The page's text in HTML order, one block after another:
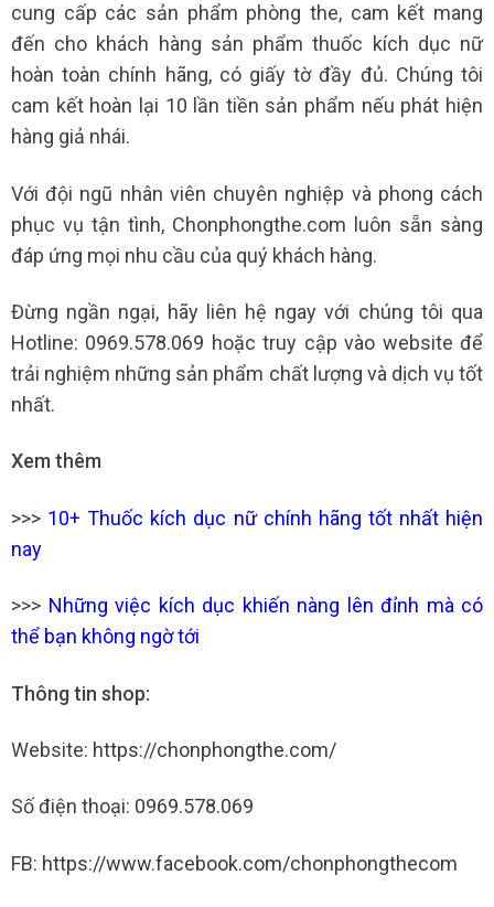
cung cấp các sản phẩm phòng the, cam kết mang
đến cho khách hàng sản phẩm thuốc kích dục nữ
hoàn toàn chính hãng, có giấy tờ đầy đủ. Chúng tôi
cam kết hoàn lại 10 lần tiền sản phẩm nếu phát hiện
hàng giả nhái.
Với đội ngũ nhân viên chuyên nghiệp và phong cách
phục vụ tận tình, Chonphongthe.com luôn sẵn sàng
đáp ứng mọi nhu cầu của quý khách hàng.
Đừng ngần ngại, hãy liên hệ ngay với chúng tôi qua
Hotline: 0969.578.069 hoặc truy cập vào website để
trải nghiệm những sản phẩm chất lượng và dịch vụ tốt
nhất.
Xem thêm
>>> 10+ Thuốc kích dục nữ chính hãng tốt nhất hiện
nay
>>> Những việc kích dục khiến nàng lên đỉnh mà có
thể bạn không ngờ tới
Thông tin shop:
Website: https://chonphongthe.com/
Số điện thoại: 0969.578.069
FB: https://www.facebook.com/chonphongthecom